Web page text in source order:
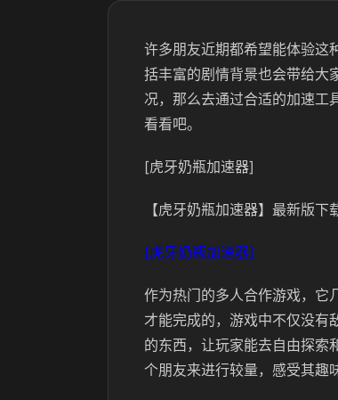
许多朋友近期都希望能体验这
括丰富的剧情背景也会带给大
况，那么去通过合适的加速工
看看吧。
[虎牙奶瓶加速器]
【虎牙奶瓶加速器】最新版下
[虎牙奶瓶加速器]
作为热门的多人合作游戏，它
才能完成的，游戏中不仅没有
的东西，让玩家能去自由探索
个朋友来进行较量，感受其趣